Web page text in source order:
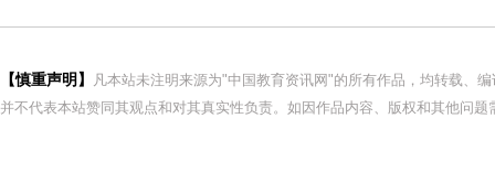
【慎重声明】
凡本站未注明来源为"中国教育资讯网"的所有作品，均转载、
并不代表本站赞同其观点和对其真实性负责。如因作品内容、版权和其他问